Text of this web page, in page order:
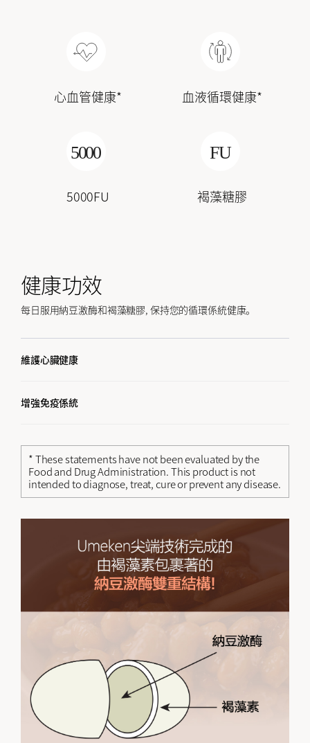
心血管健康* 血液循環健康*
5000FU 褐藻糖膠
健康功效
每日服用納豆激酶和褐藻糖膠, 保持您的循環係統健康。
維護心臟健康
增強免疫係統
* These statements have not been evaluated by the
Food and Drug Administration. This product is not
intended to diagnose, treat, cure or prevent any disease.